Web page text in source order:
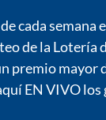
cada semana
de la Lotería
premio mayor
EN VIVO los